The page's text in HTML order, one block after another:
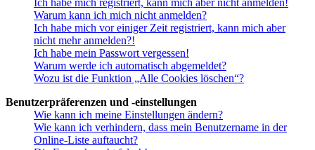
Warum kann ich mich nicht anmelden?
Ich habe mich vor einiger Zeit registriert, kann mich aber
nicht mehr anmelden?!
Ich habe mein Passwort vergessen!
Warum werde ich automatisch abgemeldet?
Wozu ist die Funktion „Alle Cookies löschen“?
Benutzerpräferenzen und -einstellungen
Wie kann ich meine Einstellungen ändern?
Wie kann ich verhindern, dass mein Benutzername in der
Online-Liste auftaucht?